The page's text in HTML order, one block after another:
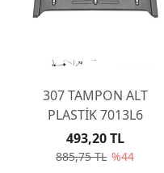
307 TAMPON ALT
PLASTİK 7013L6
885,75 TL %44
493,20 TL